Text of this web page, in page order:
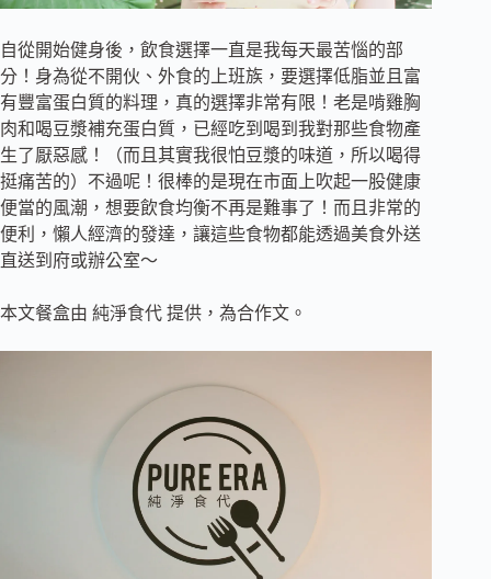
自從開始健身後，飲食選擇一直是我每天最苦惱的部
分！身為從不開伙、外食的上班族，要選擇低脂並且富
有豐富蛋白質的料理，真的選擇非常有限！ 老是啃雞胸
肉和喝豆漿補充蛋白質，已經吃到喝到我對那些食物產
生了厭惡感！（而且其實我很怕豆漿的味道，所以喝得
挺痛苦的）不過呢！很棒的是現在市面上吹起一股健康
便當的風潮，想要飲食均衡不再是難事了！而且非常的
便利，懶人經濟的發達，讓這些食物都能透過美食外送
直送到府或辦公室～
本文餐盒由 純淨食代 提供，為合作文。